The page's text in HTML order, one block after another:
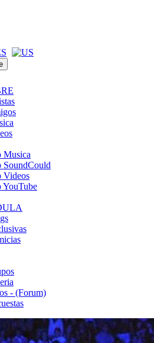
Musica
SoundCould
Videos
YouTube
- (Forum)